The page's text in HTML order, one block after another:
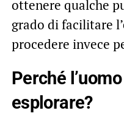
ottenere qualche
grado di facilitare
procedere invece
Perché
esplorare?